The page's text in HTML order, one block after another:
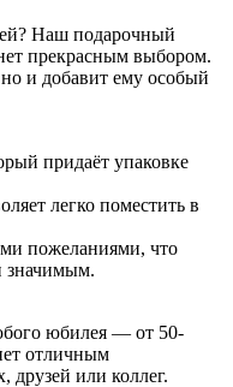
Наш подарочный
прекрасным выбором.
и добавит ему особый
придаёт упаковке
легко поместить в
пожеланиями, что
значимым.
юбилея — от 50-
отличным
друзей или коллег.